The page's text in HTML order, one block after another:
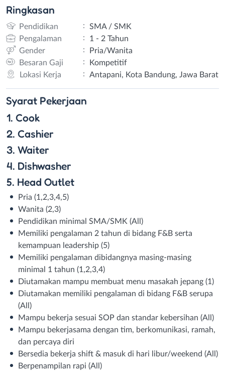
Ringkasan
Pendidikan :
SMA / SMK
Pengalaman
:
1 - 2 Tahun
Gender
:
Pria/Wanita
Besaran Gaji
:
Kompetitif
Lokasi Kerja
: Antapani, Kota Bandung, Jawa Barat
Syarat Pekerjaan
1. Cook
2. Cashier
3. Waiter
4. Dishwasher
5. Head Outlet
Pria (1,2,3,4,5)
Wanita (2,3)
Pendidikan minimal SMA/SMK (All)
Memiliki pengalaman 2 tahun di bidang F&B serta
kemampuan leadership (5)
Memiliki pengalaman dibidangnya masing-masing
minimal 1 tahun (1,2,3,4)
Diutamakan mampu membuat menu masakah jepang (1)
Diutamakan memiliki pengalaman di bidang F&B serupa
(All)
Mampu bekerja sesuai SOP dan standar kebersihan (All)
Mampu bekerjasama dengan tim, berkomunikasi, ramah,
dan percaya diri
Bersedia bekerja shift & masuk di hari libur/weekend (All)
Berpenampilan rapi (All)